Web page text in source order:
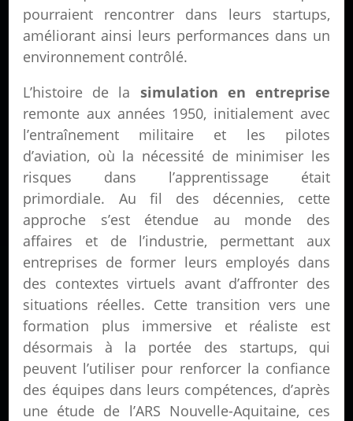
pourraient rencontrer dans leurs startups,
améliorant ainsi leurs performances dans un
environnement contrôlé.
L’histoire de la simulation en entreprise
remonte aux années 1950, initialement avec
l’entraînement militaire et les pilotes
d’aviation, où la nécessité de minimiser les
risques dans l’apprentissage était
primordiale. Au fil des décennies, cette
approche s’est étendue au monde des
affaires et de l’industrie, permettant aux
entreprises de former leurs employés dans
des contextes virtuels avant d’affronter des
situations réelles. Cette transition vers une
formation plus immersive et réaliste est
désormais à la portée des startups, qui
peuvent l’utiliser pour renforcer la confiance
des équipes dans leurs compétences, d’après
une étude de l’ARS Nouvelle-Aquitaine, ces